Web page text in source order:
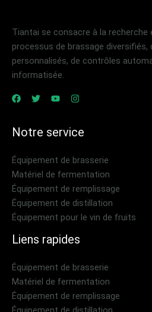
Tiantai se consacre à la recherche
processus de brassage diversifiés,
personnalisés, de contrôles
informatisée.
Notre service
Équipement de brasserie
Matériel de fermentation
Équipement de remplissage
Équipement de distillation
Équipement pour le vin de fruits
Liens rapides
Équipement de brasserie
Matériel de fermentation
Équipement de remplissage